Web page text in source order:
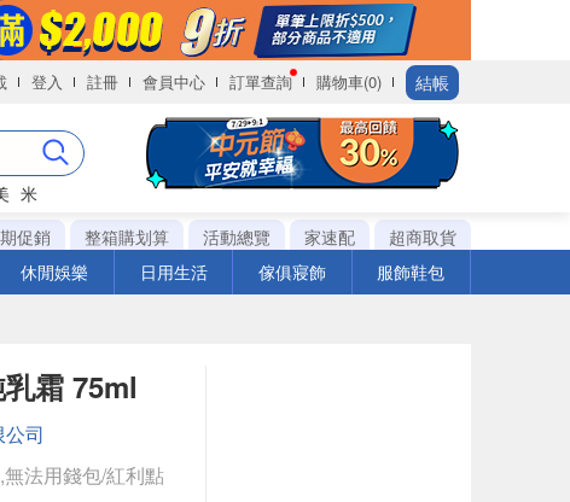
登入 註冊 會員中心 訂單查詢 購物車(0) 結帳
米
促銷 整箱購划算 活動總覽 家速配
超商取貨
休閒娛樂 日用生活 傢俱寢飾 服飾鞋包
乳霜 75ml
司
法用錢包/紅利點